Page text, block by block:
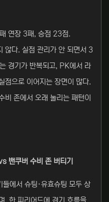
연장 3패, 승점 23점.
않다. 실점 관리가 안 되면서 3
경기가 반복되고, PK에서 라
점으로 이어지는 장면이 많다.
비 존에서 오래 눌리는 패턴이
밴쿠버 수비 존 버티기
들에서 슈팅·유효슈팅 모두 상